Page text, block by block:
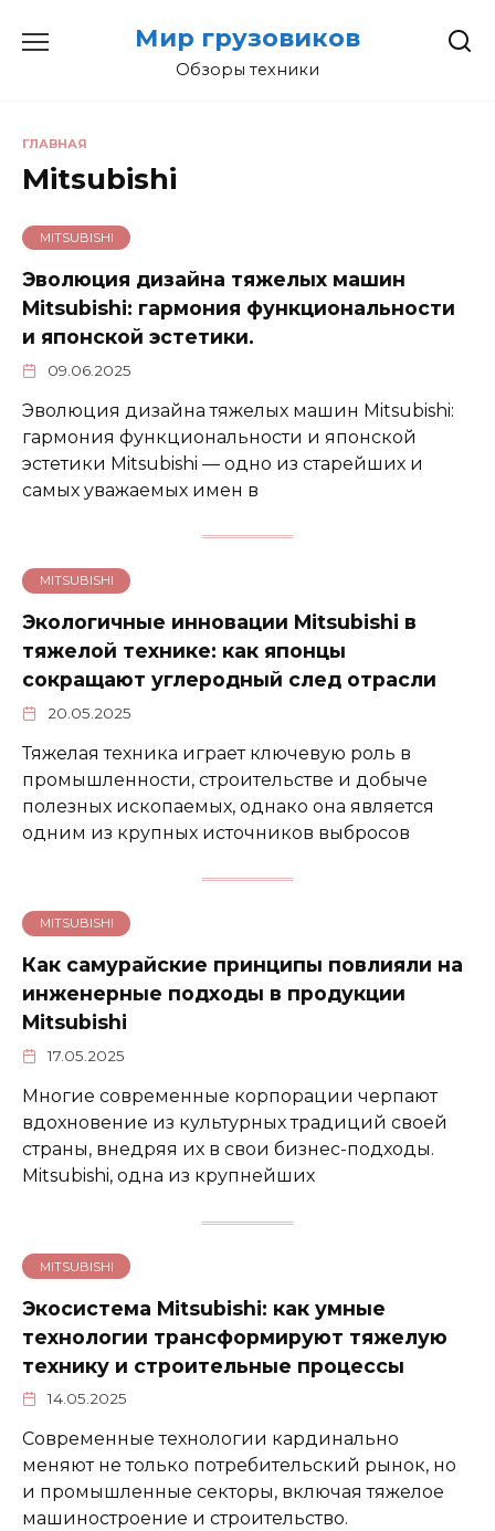
Мир грузовиков
Обзоры техники
ГЛАВНАЯ
Mitsubishi
MITSUBISHI
Эволюция дизайна тяжелых машин
Mitsubishi: гармония функциональности
и японской эстетики.
09.06.2025
Эволюция дизайна тяжелых машин Mitsubishi:
гармония функциональности и японской
эстетики Mitsubishi — одно из старейших и
самых уважаемых имен в
MITSUBISHI
Экологичные инновации Mitsubishi в
тяжелой технике: как японцы
сокращают углеродный след отрасли
20.05.2025
Тяжелая техника играет ключевую роль в
промышленности, строительстве и добыче
полезных ископаемых, однако она является
одним из крупных источников выбросов
MITSUBISHI
Как самурайские принципы повлияли на
инженерные подходы в продукции
Mitsubishi
17.05.2025
Многие современные корпорации черпают
вдохновение из культурных традиций своей
страны, внедряя их в свои бизнес-подходы.
Mitsubishi, одна из крупнейших
MITSUBISHI
Экосистема Mitsubishi: как умные
технологии трансформируют тяжелую
технику и строительные процессы
14.05.2025
Современные технологии кардинально
меняют не только потребительский рынок, но
и промышленные секторы, включая тяжелое
машиностроение и строительство.